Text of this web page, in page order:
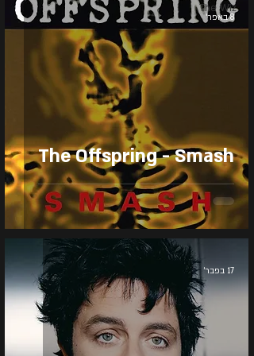
The Wiz
The Offspring - Smash
8 באפר׳
17 בפבר׳